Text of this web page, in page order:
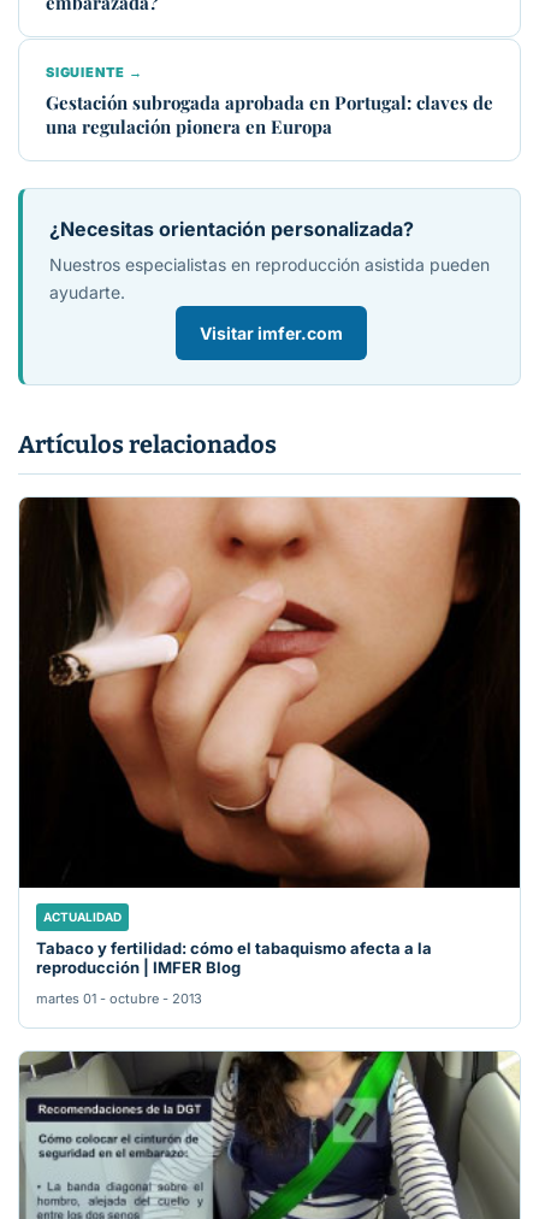
SIGUIENTE →
Gestación subrogada aprobada en Portugal: claves de
una regulación pionera en Europa
¿Necesitas orientación personalizada?
Nuestros especialistas en reproducción asistida pueden
ayudarte.
Visitar imfer.com
Artículos relacionados
ACTUALIDAD
Tabaco y fertilidad: cómo el tabaquismo afecta a la
reproducción | IMFER Blog
martes 01 - octubre - 2013